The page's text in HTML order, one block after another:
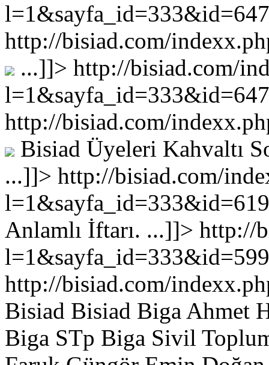
http://bisiad.com/
...]]> http://bisiad.com/
http://bisiad.com/
Bisiad Üyeleri Kahvaltı
...]]> http://bisiad.com/
Anlamlı İftarı. ...]]> http://
http://bisiad.com/
Bisiad Bisiad Biga Ahmet
Biga STp Biga Sivil